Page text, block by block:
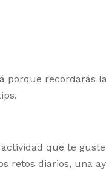
recordarás
que te
retos diarios, una